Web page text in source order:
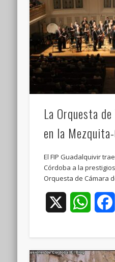
La Orquesta
en la
El FIP Guadalquivir
Córdoba a la
Orquesta de Cámara